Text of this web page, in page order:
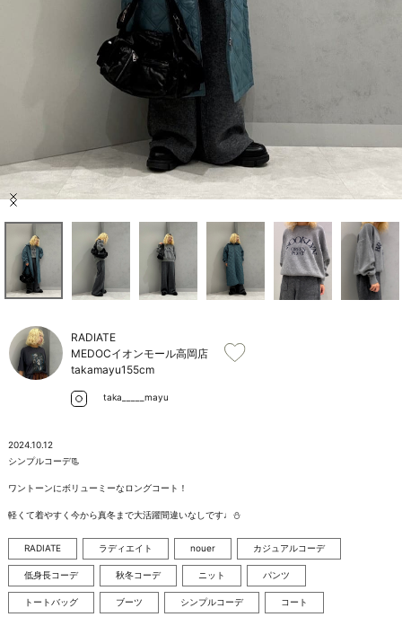
店舗検索
サイズガイド
ご利用ガイド/ヘルプ
Item
RADIATE
MEDOCイオンモール高岡店
takamayu155cm
taka_____mayu
2024.10.12
シンプルコーデ📃
ワントーンにボリューミーなロングコート！
軽くて着やすく今から真冬まで大活躍間違いなしです♩⛄️
RADIATE ラディエイト nouer カジュアルコーデ
低身長コーデ 秋冬コーデ ニット パンツ
トートバッグ ブーツ シンプルコーデ コート